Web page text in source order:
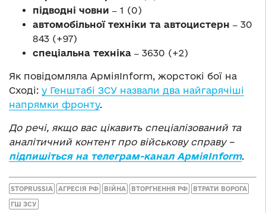
підводні човни ‒ 1 (0)
автомобільної техніки та автоцистерн ‒ 30
843 (+97)
спеціальна техніка ‒ 3630 (+2)
Як повідомляла АрміяInform, жорстокі бої на
Сході: у Генштабі ЗСУ назвали два найгарячіші
напрямки фронту.
До речі, якщо вас цікавить спеціалізований та
аналітичний контент про військову справу –
підпишіться на телеграм-канал АрміяInform.
STOPRUSSIA АГРЕСІЯ РФ ВІЙНА ВТОРГНЕННЯ РФ ВТРАТИ ВОРОГА
ГШ ЗСУ